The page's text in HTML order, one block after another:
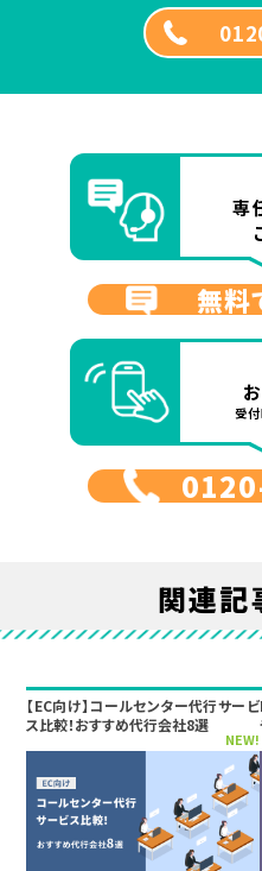
専
無料
受
関連記
【EC向け】コールセンター代行サービ
ス比較！おすすめ代行会社8選
NEW!